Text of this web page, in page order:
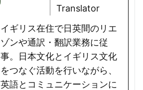
Translator
イギリス在住で日英間のリエ
ゾンや通訳・翻訳業務に従
事。日本文化とイギリス文化
をつなぐ活動を行いながら、
英語とコミュニケーションに